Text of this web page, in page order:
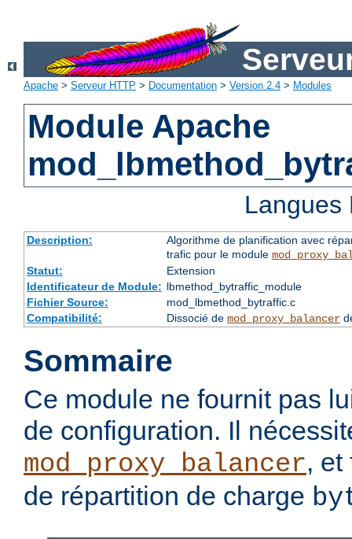
Apache > Serveur HTTP > Documentation > Version 2.4 > Modules
Module Apache
Description:
Algorithme de planification avec
trafic pour le module
Statut:
Extension
Identificateur de Module: lbmethod_bytraffic_module
Fichier Source:
mod_lbmethod_bytraffic.c
Compatibilité:
Dissocié de mod_proxy_balancer
Sommaire
Ce module ne fournit pas
de configuration. Il
mod_proxy_balancer, et
de répartition de charge